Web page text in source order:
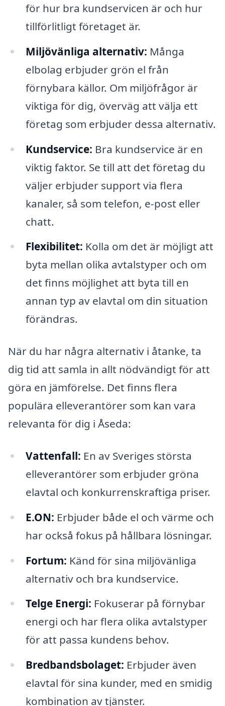
för hur bra kundservicen är och hur
tillförlitligt företaget är.
Miljövänliga alternativ: Många
elbolag erbjuder grön el från
förnybara källor. Om miljöfrågor är
viktiga för dig, överväg att välja ett
företag som erbjuder dessa alternativ.
Kundservice: Bra kundservice är en
viktig faktor. Se till att det företag du
väljer erbjuder support via flera
kanaler, så som telefon, e-post eller
chatt.
Flexibilitet: Kolla om det är möjligt att
byta mellan olika avtalstyper och om
det finns möjlighet att byta till en
annan typ av elavtal om din situation
förändras.
När du har några alternativ i åtanke, ta
dig tid att samla in allt nödvändigt för att
göra en jämförelse. Det finns flera
populära elleverantörer som kan vara
relevanta för dig i Åseda:
Vattenfall: En av Sveriges största
elleverantörer som erbjuder gröna
elavtal och konkurrenskraftiga priser.
E.ON: Erbjuder både el och värme och
har också fokus på hållbara lösningar.
Fortum: Känd för sina miljövänliga
alternativ och bra kundservice.
Telge Energi: Fokuserar på förnybar
energi och har flera olika avtalstyper
för att passa kundens behov.
Bredbandsbolaget: Erbjuder även
elavtal för sina kunder, med en smidig
kombination av tjänster.